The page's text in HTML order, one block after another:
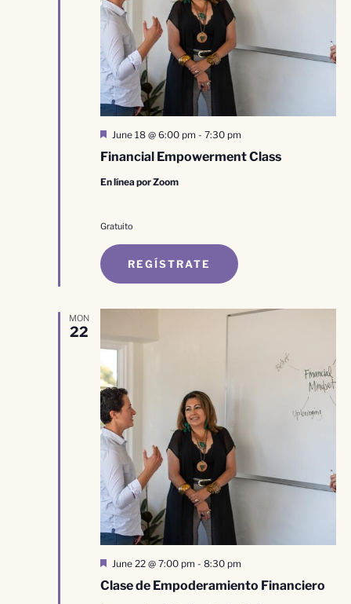
Financial Empowerment Class
Destacado
June 18 @ 6:00 pm - 7:30 pm
En línea por Zoom
Gratuito
REGÍSTRATE
MON
22
Clase de Empoderamiento Financiero
Destacado
June 22 @ 7:00 pm - 8:30 pm